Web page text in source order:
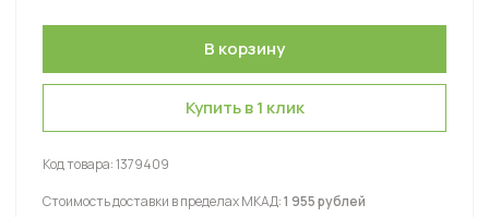
Купить в 1 клик
Код товара:1379409
Стоимость доставки в пределах МКАД:1 955 рублей